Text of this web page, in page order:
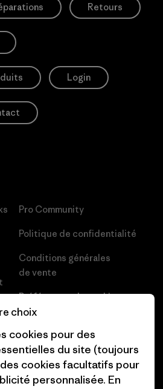
Retours
Login
Pro Community
Politique de confidentialité
Conditions générales
de vente
Préférences de cookie
Presse et media
Industry program
choix
cookies pour des
du site (toujours
cookies facultatifs pour
personnalisée. En